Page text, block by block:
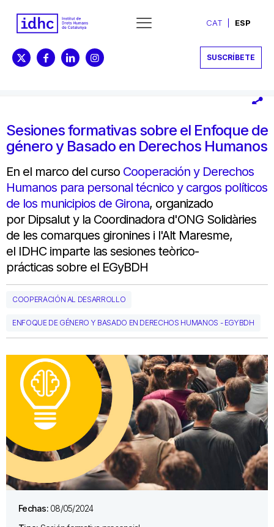
CAT ESP
SUSCRÍBETE
Sesiones formativas sobre el Enfoque de
género y Basado en Derechos Humanos
En el marco del curso Cooperación y Derechos
Humanos para personal técnico y cargos políticos
de los municipios de Girona, organizado
por Dipsalut y la Coordinadora d'ONG Solidàries
de les comarques gironines i l'Alt Maresme,
el IDHC imparte las sesiones teòrico-
prácticas sobre el EGyBDH
COOPERACIÓN AL DESARROLLO
ENFOQUE DE GÉNERO Y BASADO EN DERECHOS HUMANOS - EGYBDH
Fechas: 08/05/2024